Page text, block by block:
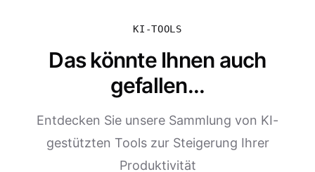
KI-TOOLS
Das könnte Ihnen auch
gefallen...
Entdecken Sie unsere Sammlung von KI-
gestützten Tools zur Steigerung Ihrer
Produktivität